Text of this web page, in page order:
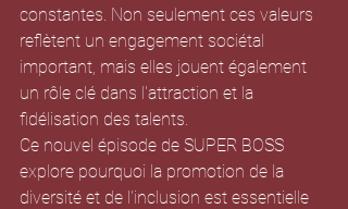
constantes. Non seulement ces valeurs
reflètent un engagement sociétal
important, mais elles jouent également
un rôle clé dans l'attraction et la
fidélisation des talents.
Ce nouvel épisode de SUPER BOSS
explore pourquoi la promotion de la
diversité et de l'inclusion est essentielle